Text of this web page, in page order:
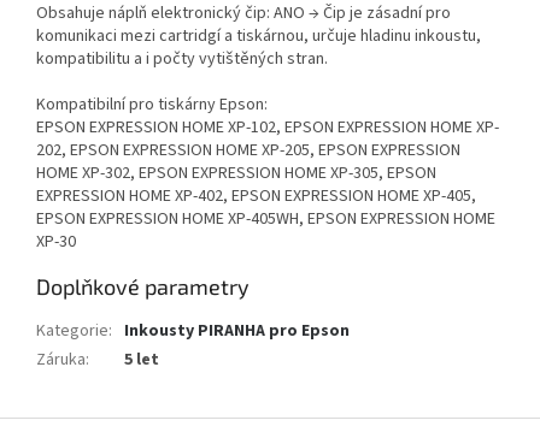
Obsahuje náplň elektronický čip: ANO → Čip je zásadní pro
komunikaci mezi cartridgí a tiskárnou, určuje hladinu inkoustu,
kompatibilitu a i počty vytištěných stran.
Kompatibilní pro tiskárny Epson:
EPSON EXPRESSION HOME XP-102, EPSON EXPRESSION HOME XP-
202, EPSON EXPRESSION HOME XP-205, EPSON EXPRESSION
HOME XP-302, EPSON EXPRESSION HOME XP-305, EPSON
EXPRESSION HOME XP-402, EPSON EXPRESSION HOME XP-405,
EPSON EXPRESSION HOME XP-405WH, EPSON EXPRESSION HOME
XP-30
Doplňkové parametry
Kategorie: Inkousty PIRANHA pro Epson
Záruka: 5 let